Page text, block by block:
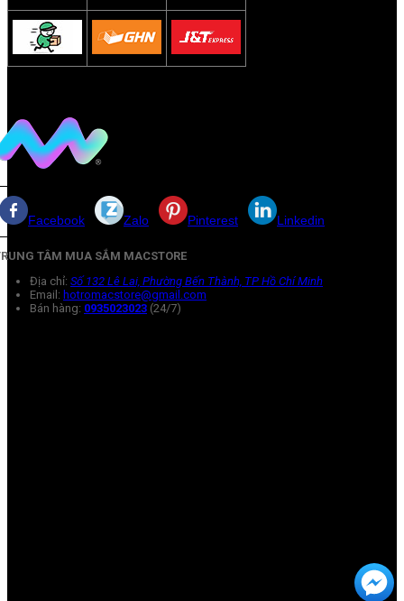
Facebook Zalo Pinterest Linkedin
TÂM MUA SẮM MACSTORE
Địa chỉ: Số 132 Lê Lai, Phường Bến Thành, TP Hồ Chí Minh
Email: hotromacstore@gmail.com
Bán hàng: 0935023023 (24/7)